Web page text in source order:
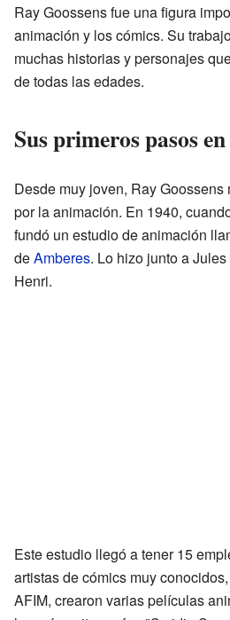
Ray Goossens fue una figura
animación y los cómics. Su
muchas historias y personajes
de todas las edades.
Sus primeros pasos
Desde muy joven, Ray Goossens
por la animación. En 1940,
fundó un estudio de animación
deAmberes. Lo hizo junto a
Henri.
Este estudio llegó a tener 15
artistas de cómics muy
AFIM, crearon varias películas